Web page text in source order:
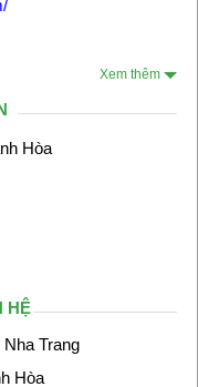
Xem thêm
Hòa
HỆ
Trang
Hòa